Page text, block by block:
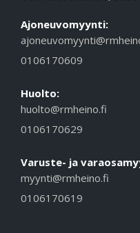
Ajoneuvomyynti:
0106170609
Huolto:
huolto@rmheino.fi
0106170629
Varuste- ja
myynti@rmheino.fi
0106170619